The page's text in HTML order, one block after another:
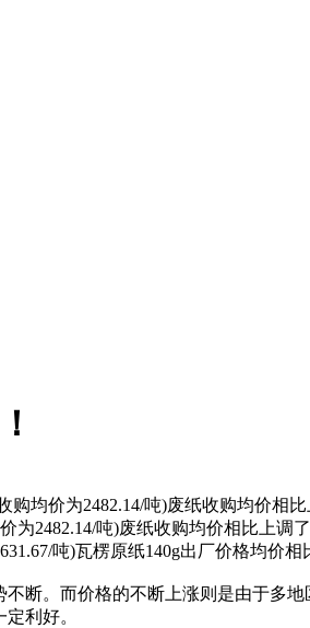
均价为2482.14/吨)废纸收购均价相
2482.14/吨)废纸收购均价相比上调
吨)瓦楞原纸140g出厂价格均价相
。而价格的不断上涨则是由于多地
利好。